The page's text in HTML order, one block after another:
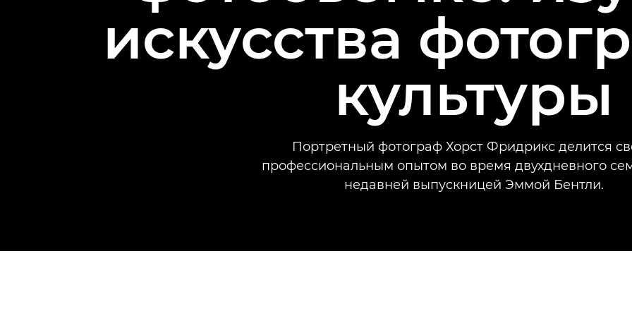
искусства
культуры
Портретный фотограф Хорст Фридрикс делится
профессиональным опытом во время двухдневного
недавней выпускницей Эммой Бентли.